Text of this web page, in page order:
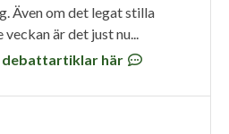
Även om det legat stilla
veckan är det just nu...
debattartiklar här